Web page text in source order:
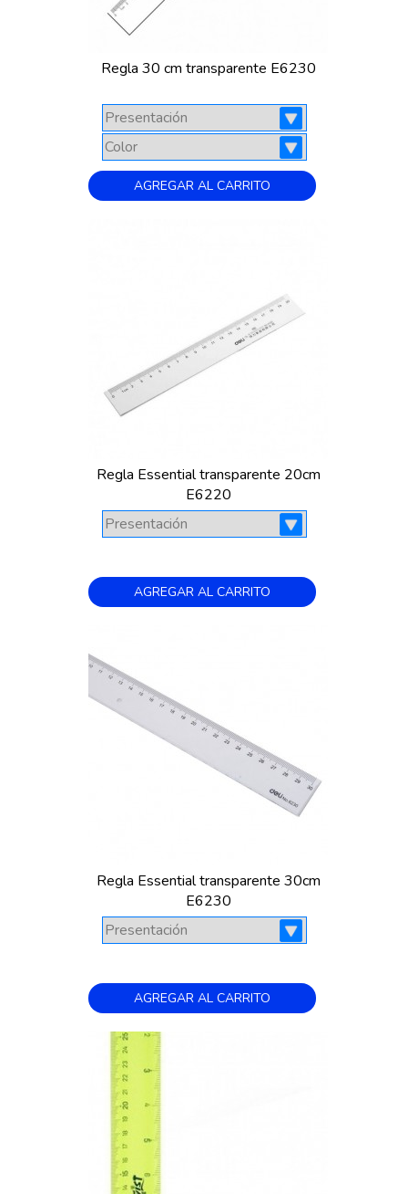
Regla 30 cm transparente E6230
AGREGAR AL CARRITO
Regla Essential transparente 20cm
E6220
AGREGAR AL CARRITO
Regla Essential transparente 30cm
E6230
AGREGAR AL CARRITO